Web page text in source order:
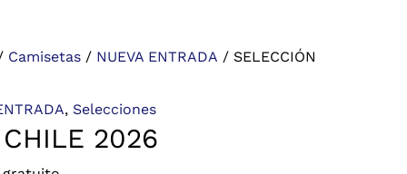
Camisetas / NUEVA ENTRADA / SELECCIÓN
, Selecciones
2026